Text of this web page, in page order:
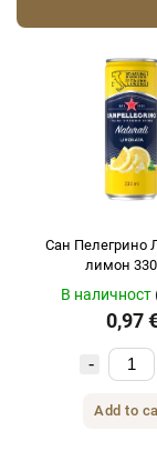
Bestsellers
Сан Пелегрино
лимон
В наличност
0,97
Add to